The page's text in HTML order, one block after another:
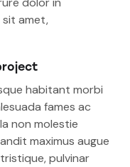
sit amet,
habitant morbi
fames ac
non molestie
maximus augue
pulvinar